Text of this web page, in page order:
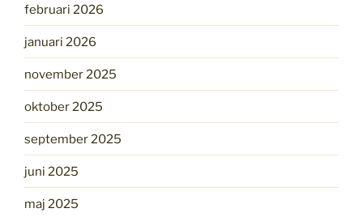
februari 2026
januari 2026
november 2025
oktober 2025
september 2025
juni 2025
maj 2025